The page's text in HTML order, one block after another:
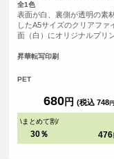
全1色
表面が白、裏側が透明の素
したA5サイズのクリアファ
面（白）にオリジナルプリ
シーンが限られることのな
れること間違いなし！※こち
デザインの白色部分は本体
昇華転写印刷
PET
680円 (税込 748円
\まとめて割/
30％ 476